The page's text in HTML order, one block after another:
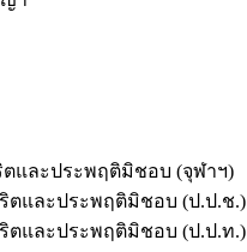
ตและประพฤติมิชอบ (จุฬาฯ)
ตและประพฤติมิชอบ (ป.ป.ช.)
ตและประพฤติมิชอบ (ป.ป.ท.)